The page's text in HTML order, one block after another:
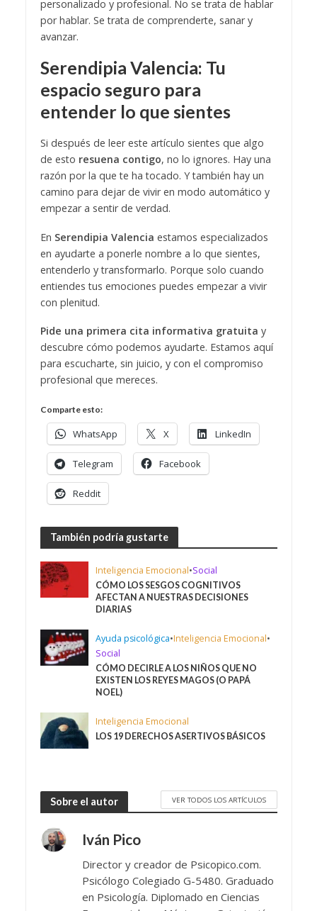
personalizado y profesional. No se trata de hablar
por hablar. Se trata de comprenderte, sanar y
avanzar.
Serendipia Valencia: Tu
espacio seguro para
entender lo que sientes
Si después de leer este artículo sientes que algo
de esto resuena contigo, no lo ignores. Hay una
razón por la que te ha tocado. Y también hay un
camino para dejar de vivir en modo automático y
empezar a sentir de verdad.
En Serendipia Valencia estamos especializados
en ayudarte a ponerle nombre a lo que sientes,
entenderlo y transformarlo. Porque solo cuando
entiendes tus emociones puedes empezar a vivir
con plenitud.
Pide una primera cita informativa gratuita y
descubre cómo podemos ayudarte. Estamos aquí
para escucharte, sin juicio, y con el compromiso
profesional que mereces.
Comparte esto:
WhatsApp X LinkedIn
Telegram Facebook
Reddit
También podría gustarte
Inteligencia Emocional•Social
CÓMO LOS SESGOS COGNITIVOS
AFECTAN A NUESTRAS DECISIONES
DIARIAS
Ayuda psicológica•Inteligencia Emocional•
Social
CÓMO DECIRLE A LOS NIÑOS QUE NO
EXISTEN LOS REYES MAGOS (O PAPÁ
NOEL)
Inteligencia Emocional
LOS 19 DERECHOS ASERTIVOS BÁSICOS
Sobre el autor VER TODOS LOS ARTÍCULOS
Iván Pico
Director y creador de Psicopico.com.
Psicólogo Colegiado G-5480. Graduado
en Psicología. Diplomado en Ciencias